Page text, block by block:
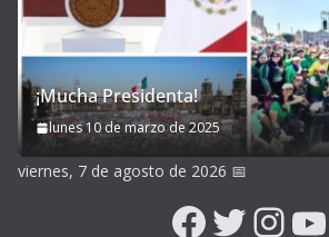
¡Mucha Presidenta!
lunes 10 de marzo de 2025
viernes, 7 de agosto de 2026 📅
Facebook
Twitter